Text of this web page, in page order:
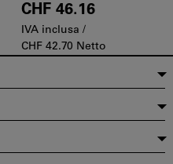
CHF 46.16
IVA inclusa /
CHF 42.70 Netto